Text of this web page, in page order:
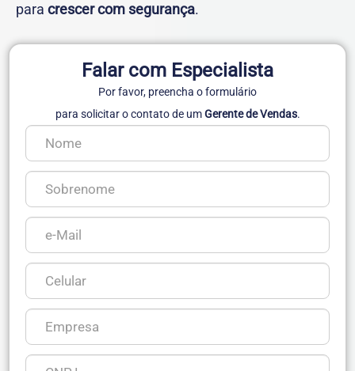
para crescer com segurança.
Falar com Especialista
Por favor, preencha o formulário
para solicitar o contato de umGerente de Vendas.